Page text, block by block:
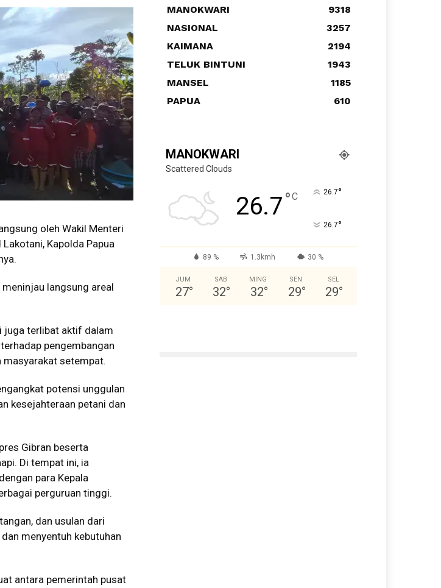
oleh Wakil Menteri
Kapolda Papua
langsung areal
juga terlibat aktif dalam
pengembangan
masyarakat setempat.
potensi unggulan
kesejahteraan petani dan
Gibran beserta
Di tempat ini, ia
para Kepala
perguruan tinggi.
dan usulan dari
menyentuh kebutuhan
antara pemerintah pusat
MANOKWARI
9318
NASIONAL
3257
KAIMANA
2194
TELUK BINTUNI
1943
MANSEL
1185
PAPUA
610
MANOKWARI
Scattered Clouds
26.7°C 26.7°
26.7°
89 % 1.3kmh 30 %
JUM
27°
SAB
32°
MING
32°
SEN
29°
SEL
29°